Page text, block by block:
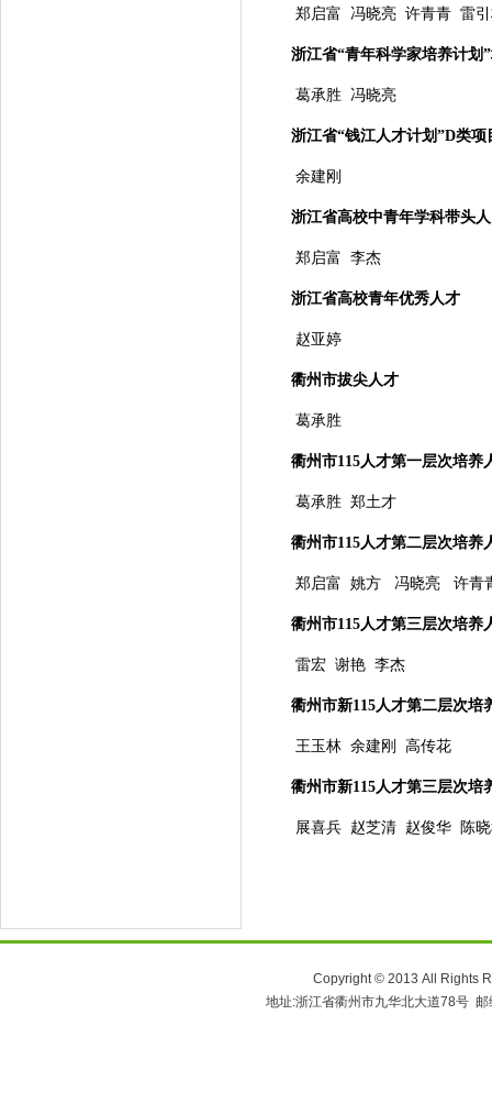
郑启富 冯晓亮 许青青 雷
浙江省“青年科学家培养计划
葛承胜 冯晓亮
浙江省“钱江人才计划”D类项
余建刚
浙江省高校中青年学科带头人
郑启富 李杰
浙江省高校青年优秀人才
赵亚婷
衢州市拔尖人才
葛承胜
衢州市115人才第一层次培养
葛承胜 郑土才
衢州市115人才第二层次培养
郑启富 姚方 冯晓亮 许
衢州市115人才第三层次培养
雷宏 谢艳 李杰
衢州市新115人才第二层次培
王玉林 余建刚 高传花
衢州市新115人才第三层次培
展喜兵 赵芝清 赵俊华 陈
Copyright © 2013 All Rights
地址:浙江省衢州市九华北大道78号